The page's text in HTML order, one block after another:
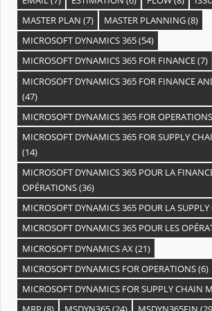
MASTER PLAN (7) MASTER PLANNING(8)
MICROSOFT DYNAMICS 365(54)
MICROSOFT DYNAMICS 365 FOR FINANCE(7)
MICROSOFT DYNAMICS 365 FOR FINANCE
(47)
MICROSOFT DYNAMICS 365 FOR OPERATIONS
MICROSOFT DYNAMICS 365 FOR SUPPLY
(14)
MICROSOFT DYNAMICS 365 POUR LA
OPÉRATIONS(36)
MICROSOFT DYNAMICS 365 POUR LA
MICROSOFT DYNAMICS 365 POUR LES
MICROSOFT DYNAMICS AX(21)
MICROSOFT DYNAMICS FOR OPERATIONS(6)
MICROSOFT DYNAMICS FOR SUPPLY CHAIN